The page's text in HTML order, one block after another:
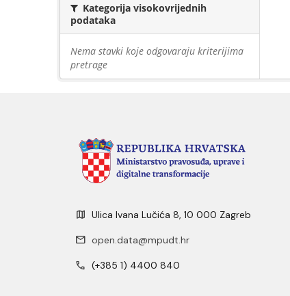
Kategorija visokovrijednih
podataka
Nema stavki koje odgovaraju kriterijima
pretrage